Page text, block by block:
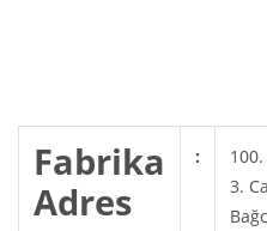
Fabrika
Adres
:
3.